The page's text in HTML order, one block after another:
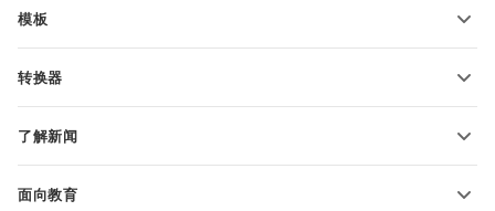
模板
文本文档模板
转换器
转换电子表格
了解新闻
面向教育